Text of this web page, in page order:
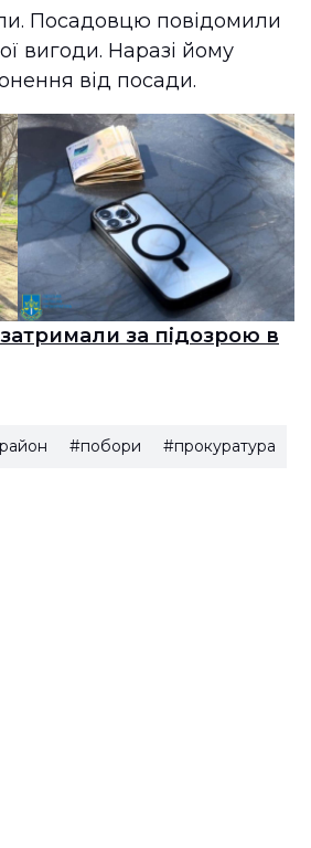
Посадовцю повідомили
вигоди. Наразі йому
від посади.
за підозрою в
#побори #прокуратура